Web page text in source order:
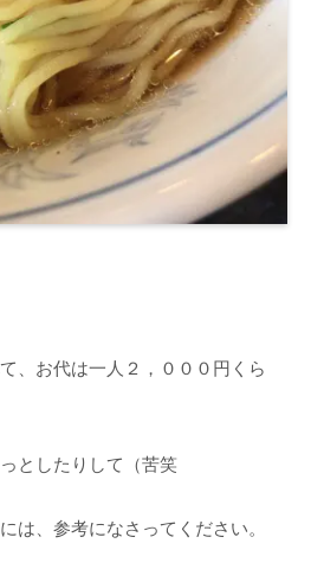
、お代は一人２，０００円くら
としたりして（苦笑
は、参考になさってください。